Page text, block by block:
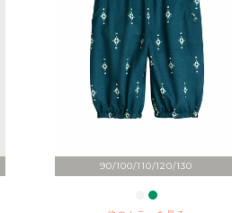
90/100/110/120/130